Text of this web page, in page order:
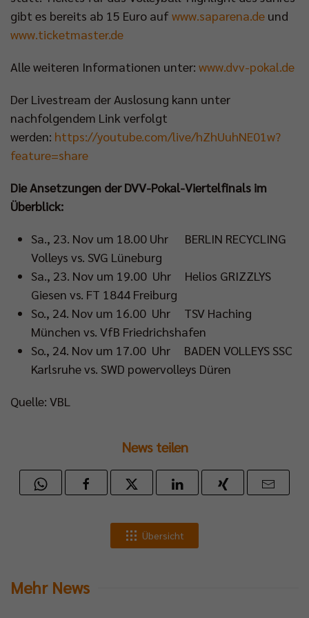
gibt es bereits ab 15 Euro auf www.saparena.de und
www.ticketmaster.de
Alle weiteren Informationen unter: www.dvv-pokal.de
Der Livestream der Auslosung kann unter
nachfolgendem Link verfolgt
werden: https://youtube.com/live/hZhUuhNE01w?
feature=share
Die Ansetzungen der DVV-Pokal-Viertelfinals im
Überblick:
Sa., 23. Nov um 18.00 Uhr BERLIN RECYCLING
Volleys vs. SVG Lüneburg
Sa., 23. Nov um 19.00 Uhr Helios GRIZZLYS
Giesen vs. FT 1844 Freiburg
So., 24. Nov um 16.00 Uhr TSV Haching
München vs. VfB Friedrichshafen
So., 24. Nov um 17.00 Uhr BADEN VOLLEYS SSC
Karlsruhe vs. SWD powervolleys Düren
Quelle: VBL
News teilen
Übersicht
Mehr News